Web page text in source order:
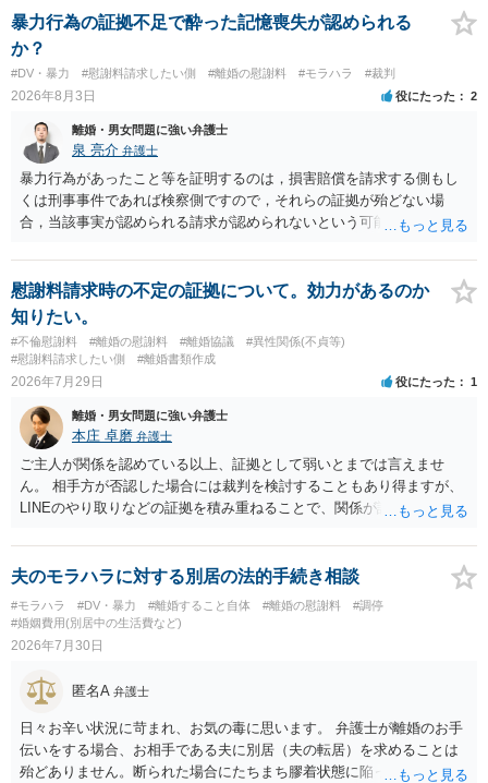
療費その他これに類する特別支出を念頭に置いた条項と読むのが自然
です。したがって、大学の入学金、授業料、受験費用などの教育費に
ついてまで、「この条項があるから当然に半額を請求できる」とまで
は言いにくいと思われます。なお、通常、大学進学費用をどこまで負
担すべきかについては、離婚時の合意内容のほか、子どもの年齢、大
学進学についての父母の認識、父母の学歴・収入・資産状況、進学先
や費用などを踏まえて個別に検討することになります。公正証書の他
の条項において、養育費の終期についてどのように定められている
か、大学進学に関する定めの有無、「教育費」「進学費用」に関する
定めの有無等について確認する必要があると考えられます。
暴力行為の証拠不足で酔った記憶喪失が認められる
か？
#DV・暴力 #慰謝料請求したい側 #離婚の慰謝料 #モラハラ #裁判
2026年8月3日 役にたった 2
離婚・男女問題に強い弁護士
泉 亮介 弁護士
暴力行為があったこと等を証明するのは，損害賠償を請求する側もし
くは刑事事件であれば検察側ですので，それらの証拠が殆どない場
合，当該事実が認められる請求が認められないという可能性はあるで
慰謝料請求時の不定の証拠について。効力があるのか
知りたい。
#不倫慰謝料 #離婚の慰謝料 #離婚協議
#異性関係(不貞等)
#慰謝料請求したい側
#離婚書類作成
2026年7月29日 役にたった 1
離婚・男女問題に強い弁護士
本庄 卓磨 弁護士
ご主人が関係を認めている以上、証拠として弱いとまでは言えませ
ん。 相手方が否認した場合には裁判を検討することもあり得ますが、
LINEのやり取りなどの証拠を積み重ねることで、関係が認定される余
個別の事情によりますので、お早めに弁護士に相談されることをおす
すめします。
夫のモラハラに対する別居の法的手続き相談
#モラハラ #DV・暴力 #離婚すること自体 #離婚の慰謝料
#調停
#婚姻費用(別居中の生活費など)
2026年7月30日
匿名A 弁護士
日々お辛い状況に苛まれ、お気の毒に思います。 弁護士が離婚のお手
伝いをする場合、お相手である夫に別居（夫の転居）を求めることは
殆どありません。断られた場合にたちまち膠着状態に陥ってしまうの